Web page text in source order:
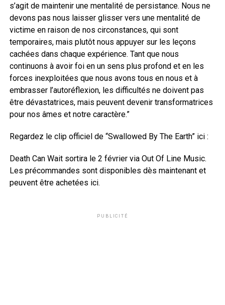
s’agit de maintenir une mentalité de persistance. Nous ne
devons pas nous laisser glisser vers une mentalité de
victime en raison de nos circonstances, qui sont
temporaires, mais plutôt nous appuyer sur les leçons
cachées dans chaque expérience. Tant que nous
continuons à avoir foi en un sens plus profond et en les
forces inexploitées que nous avons tous en nous et à
embrasser l’autoréflexion, les difficultés ne doivent pas
être dévastatrices, mais peuvent devenir transformatrices
pour nos âmes et notre caractère.”
Regardez le clip officiel de “Swallowed By The Earth” ici :
Death Can Wait sortira le 2 février via Out Of Line Music.
Les précommandes sont disponibles dès maintenant et
peuvent être achetées ici.
PUBLICITÉ